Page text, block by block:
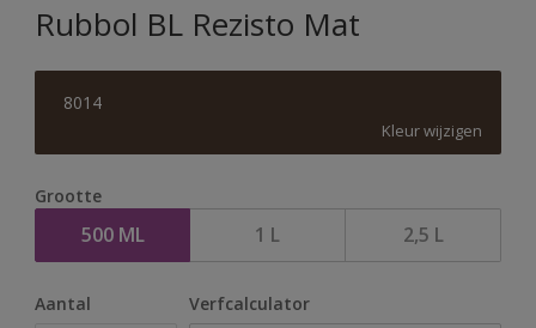
Rubbol BL Rezisto Mat
8014
Kleur wijzigen
Grootte
500 ML 1 L 2,5 L
Aantal Verfcalculator